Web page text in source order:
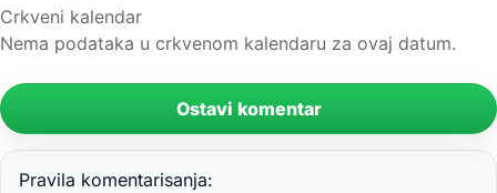
Crkveni kalendar
Nema podataka u crkvenom kalendaru za ovaj datum.
Ostavi komentar
Pravila komentarisanja: